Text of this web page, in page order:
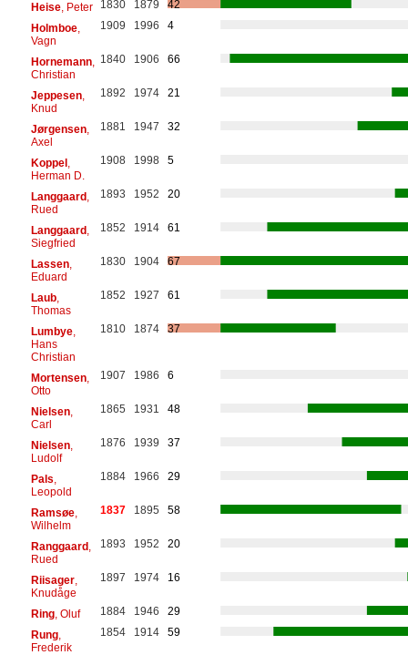
Heise, Peter 1830 1879
42
Holmboe,
Vagn
1909 1996 4
Hornemann,
Christian
1840 1906 66
Jeppesen,
Knud
1892 1974 21
Jørgensen,
Axel
1881 1947 32
Koppel,
Herman D.
1908 1998 5
Langgaard,
Rued
1893 1952 20
Langgaard,
Siegfried
1852 1914 61
Lassen,
Eduard
1830 1904 67
Laub,
Thomas
1852 1927 61
Lumbye,
Hans
Christian
1810 1874 37
Mortensen,
Otto
1907 1986 6
Nielsen,
Carl
1865 1931 48
Nielsen,
Ludolf
1876 1939 37
Pals
Leopold
1884 1966 29
Ramsøe,
Wilhelm
1837 1895 58
Ranggaard,
Rued
1893 1952 20
Riisager,
Knudåge
1897 1974 16
Ring, Oluf 1884 1946
29
Rung,
Frederik
1854 1914 59